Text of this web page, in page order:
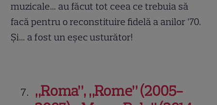
muzicale… au făcut tot ceea ce trebuia să
facă pentru o reconstituire fidelă a anilor ’70.
Și… a fost un eșec usturător!
„Roma”, „Rome” (2005-